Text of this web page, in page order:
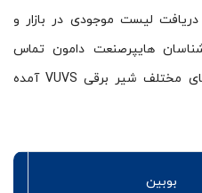
لیست موجودی در بازار و
هایپرصنعت دامون تماس
بگیرید. در ادامه تعدادی از مدل‌های مختلف شیر برقی VUVS آمده
بوبین